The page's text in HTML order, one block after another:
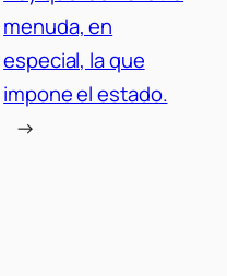
menuda, en
especial, la que
impone el estado.
→